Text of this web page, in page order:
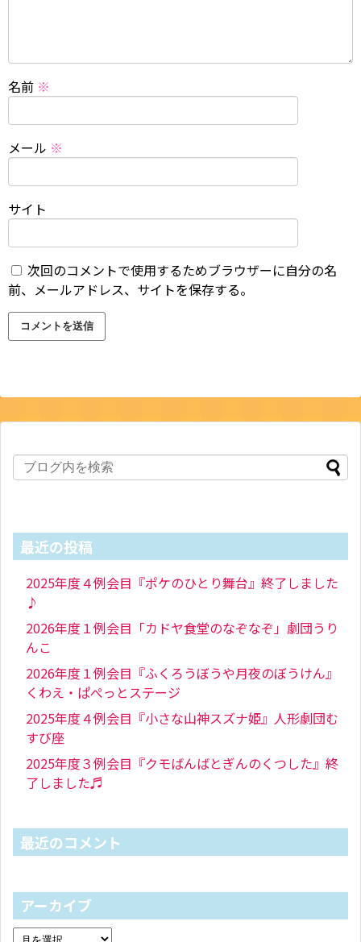
名前 ※
メール ※
サイト
次回のコメントで使用するためブラウザーに自分の名
前、メールアドレス、サイトを保存する。
最近の投稿
2025年度４例会目『ポケのひとり舞台』終了しました
♪
2026年度１例会目「カドヤ食堂のなぞなぞ」劇団うり
んこ
2026年度１例会目『ふくろうぼうや月夜のぼうけん』
くわえ・ぱぺっとステージ
2025年度４例会目『小さな山神スズナ姫』人形劇団む
すび座
2025年度３例会目『クモばんばとぎんのくつした』終
了しました♬
最近のコメント
アーカイブ